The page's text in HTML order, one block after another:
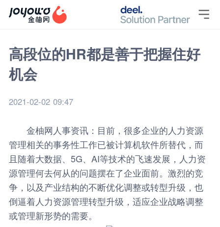

高段位的HR都是善于把握住好
机会
2021-02-02 09:47
金柚网 人事资讯：目前，很多企业的人力资源
管理相关的事务性工作已被计算机软件所替代，而
且随着大数据、5G、AI等技术的飞速发展，人力资
源管理何去何从的问题摆在了企业面前。激烈的竞
争，以及产业结构的不断优化调整或转型升级，也
倒逼着人力资源管理转型升级，适应企业战略调整
或管理新形势的需要。